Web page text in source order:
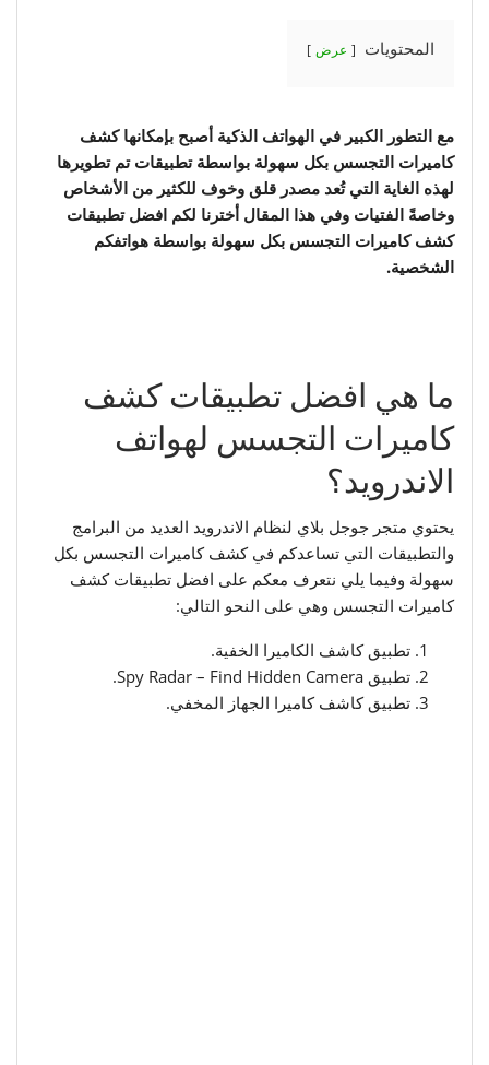
المحتويات عرض
مع التطور الكبير في الهواتف الذكية أصبح بإمكانها كشف
كاميرات التجسس بكل سهولة بواسطة تطبيقات تم تطويرها
لهذه الغاية التي تُعد مصدر قلق وخوف للكثير من الأشخاص
وخاصةً الفتيات وفي هذا المقال أخترنا لكم افضل تطبيقات
كشف كاميرات التجسس بكل سهولة بواسطة هواتفكم
الشخصية.
ما هي افضل تطبيقات كشف
كاميرات التجسس لهواتف
الاندرويد؟
يحتوي متجر جوجل بلاي لنظام الاندرويد العديد من البرامج
والتطبيقات التي تساعدكم في كشف كاميرات التجسس بكل
سهولة وفيما يلي نتعرف معكم على افضل تطبيقات كشف
كاميرات التجسس وهي على النحو التالي:
تطبيق كاشف الكاميرا الخفية.
تطبيق Spy Radar – Find Hidden Camera.
تطبيق كاشف كاميرا الجهاز المخفي.